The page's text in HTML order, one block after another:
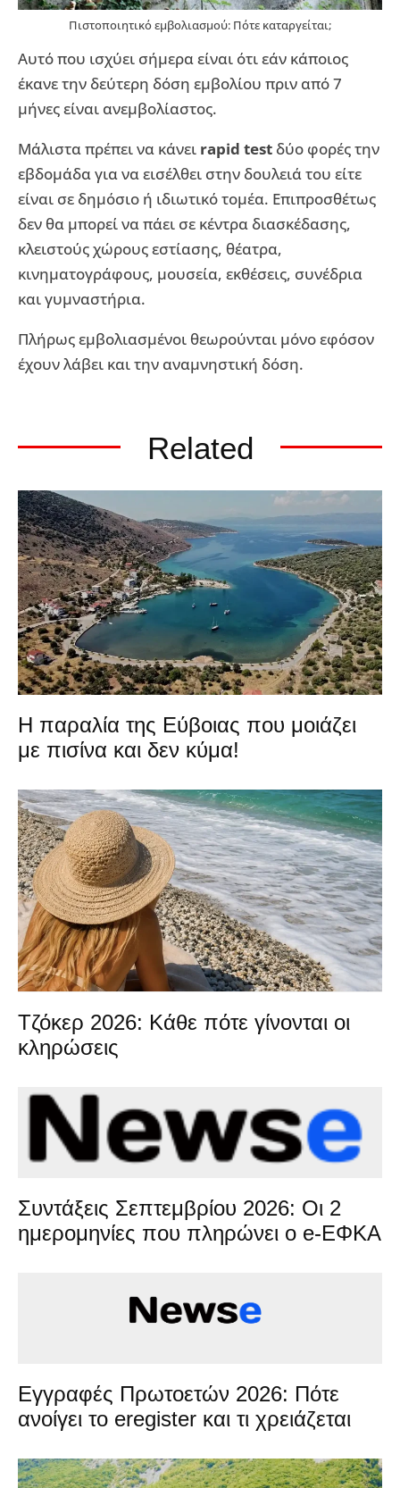
Πιστοποιητικό εμβολιασμού: Πότε καταργείται;
Αυτό που ισχύει σήμερα είναι ότι εάν κάποιος
έκανε την δεύτερη δόση εμβολίου πριν από 7
μήνες είναι ανεμβολίαστος.
Μάλιστα πρέπει να κάνει rapid test δύο φορές την
εβδομάδα για να εισέλθει στην δουλειά του είτε
είναι σε δημόσιο ή ιδιωτικό τομέα. Επιπροσθέτως
δεν θα μπορεί να πάει σε κέντρα διασκέδασης,
κλειστούς χώρους εστίασης, θέατρα,
κινηματογράφους, μουσεία, εκθέσεις, συνέδρια
και γυμναστήρια.
Πλήρως εμβολιασμένοι θεωρούνται μόνο εφόσον
έχουν λάβει και την αναμνηστική δόση.
Related
Η παραλία της Εύβοιας που μοιάζει
με πισίνα και δεν κύμα!
Τζόκερ 2026: Κάθε πότε γίνονται οι
κληρώσεις
Συντάξεις Σεπτεμβρίου 2026: Οι 2
ημερομηνίες που πληρώνει ο e-ΕΦΚΑ
Εγγραφές Πρωτοετών 2026: Πότε
ανοίγει το eregister και τι χρειάζεται